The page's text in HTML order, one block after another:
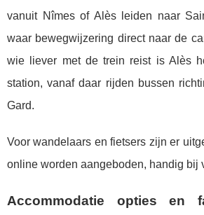
vanuit Nîmes of Alès leiden naar
waar bewegwijzering direct naar de
wie liever met de trein reist is Alès
station, vanaf daar rijden bussen
Gard.
Voor wandelaars en fietsers zijn er
online worden aangeboden, handig bij
Accommodatie opties en